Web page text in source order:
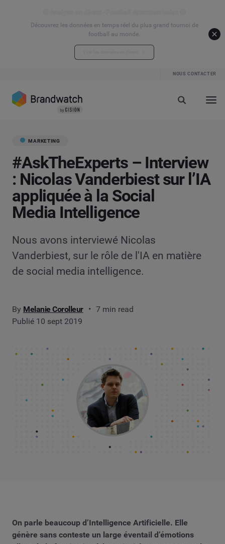
Découvrez les données en temps réel du plus grand tournoi de
football au monde.
NOUS CONTACTER
MARKETING
#AskTheExperts – Interview
: Nicolas Vanderbiest sur l’IA
appliquée à la Social
Media Intelligence
Nous avons interviewé Nicolas
Vanderbiest, sur le rôle de l'IA en matière
de social media intelligence.
By Melanie Corolleur
7 min read
Publié 10 sept 2019
On parle beaucoup d’Intelligence Artificielle. Elle
génère sans conteste un large éventail d’émotions